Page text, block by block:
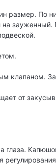
размер. По
зауженный.
клапаном.
от
глаза.